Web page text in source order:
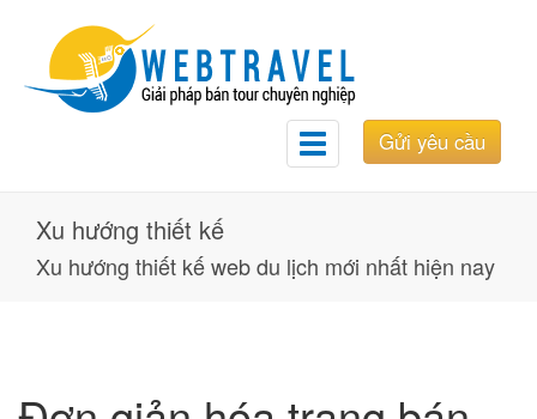
Gửi yêu cầu
Toggle
navigation
Xu hướng thiết kế
Xu hướng thiết kế web du lịch mới nhất hiện nay